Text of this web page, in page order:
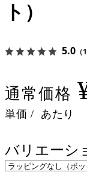
ト）
5.0 （
通常価格
単価 / あたり
バリエーシ